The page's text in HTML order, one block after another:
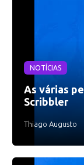
NOTÍCIAS
As várias
Scribbler
Thiago Augusto